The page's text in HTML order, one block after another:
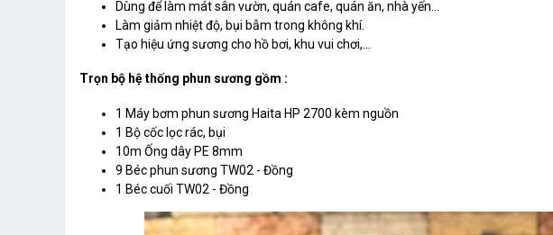
Dùng để làm mát sân vườn, quán cafe, quán ăn, nhà yến...
Làm giảm nhiệt độ, bụi bẫm trong không khí.
Tạo hiệu ứng sương cho hồ bơi, khu vui chơi,...
Trọn bộ hệ thống phun sương gồm :
1 Máy bơm phun sương Haita HP 2700 kèm nguồn
1 Bộ cốc lọc rác, bụi
10m Ống dây PE 8mm
9 Béc phun sương TW02 - Đồng
1 Béc cuối TW02 - Đồng